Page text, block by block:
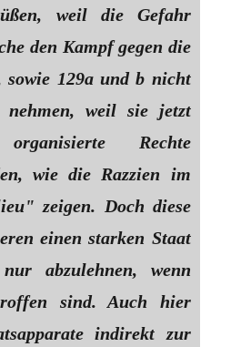
weil die Gefahr
den Kampf gegen die
sowie 129a und b nicht
weil sie jetzt
Rechte
wie die Razzien im
zeigen. Doch diese
einen starken Staat
abzulehnen, wenn
sind. Auch hier
indirekt zur